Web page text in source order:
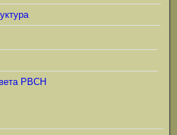
РВСН